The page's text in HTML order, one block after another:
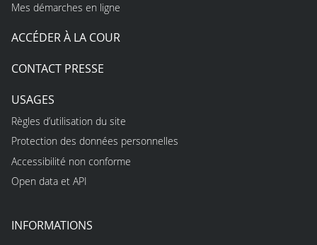
Mes démarches en ligne
ACCÉDER À LA COUR
CONTACT PRESSE
USAGES
Règles d’utilisation du site
Protection des données personnelles
Accessibilité non conforme
Open data et API
INFORMATIONS